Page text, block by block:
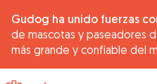
Gudog ha unido fuerzas
de mascotas y paseadores
más grande y confiable del